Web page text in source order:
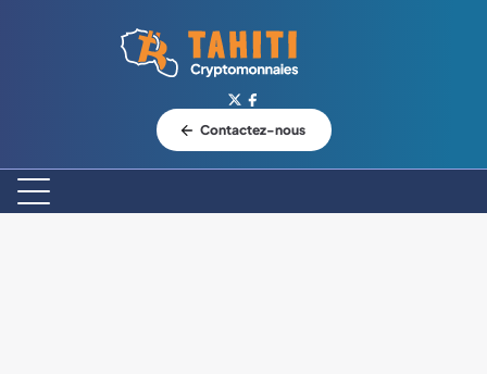
Logo Tahiti-Cryptomonnaies.com
Contactez-nous